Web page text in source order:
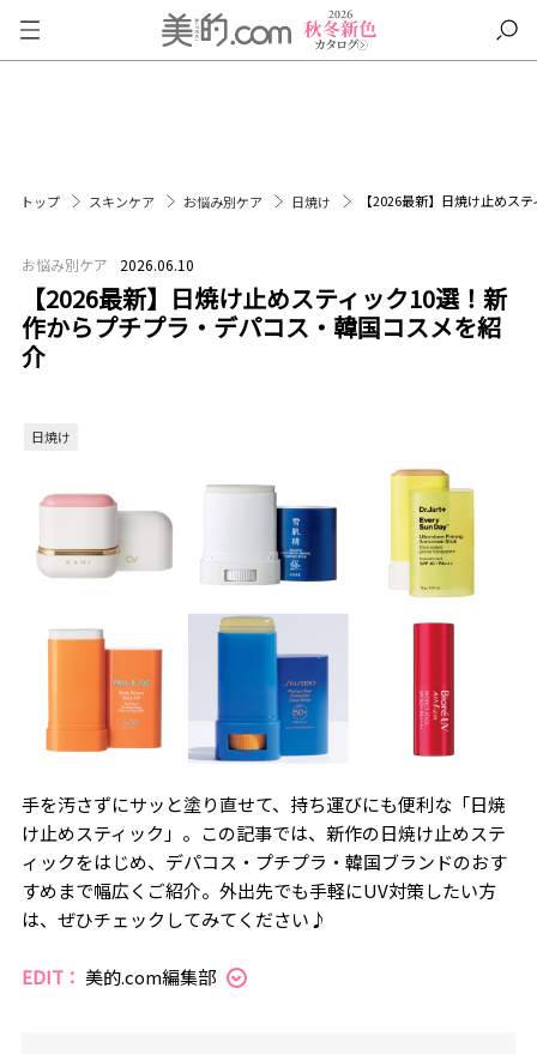
トップ スキンケア お悩み別ケア 日焼け 【2026最新】日焼け止めス
お悩み別ケア 2026.06.10
【2026最新】日焼け止めスティック10選！新
作からプチプラ・デパコス・韓国コスメを紹
介
日焼け
手を汚さずにサッと塗り直せて、持ち運びにも便利な「日焼
け止めスティック」。この記事では、新作の日焼け止めステ
ィックをはじめ、デパコス・プチプラ・韓国ブランドのおす
すめまで幅広くご紹介。外出先でも手軽にUV対策したい方
は、ぜひチェックしてみてください♪
EDIT： 美的.com編集部